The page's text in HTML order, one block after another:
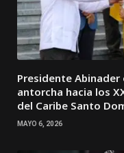
Presidente
antorcha hacia los
del Caribe Santo
MAYO 6, 2026